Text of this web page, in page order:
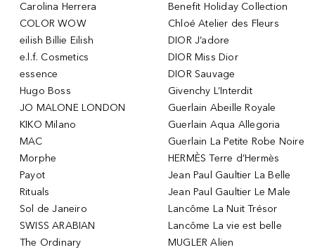
Carolina Herrera
COLOR WOW
eilish Billie Eilish
e.l.f. Cosmetics
essence
Hugo Boss
JO MALONE LONDON
KIKO Milano
MAC
Morphe
Payot
Rituals
Sol de Janeiro
SWISS ARABIAN
The Ordinary
Benefit Holiday Collection
Chloé Atelier des Fleurs
DIOR J’adore
DIOR Miss Dior
DIOR Sauvage
Givenchy L’Interdit
Guerlain Abeille Royale
Guerlain Aqua Allegoria
Guerlain La Petite Robe Noire
HERMÈS Terre d’Hermès
Jean Paul Gaultier La Belle
Jean Paul Gaultier Le Male
Lancôme La Nuit Trésor
Lancôme La vie est belle
MUGLER Alien